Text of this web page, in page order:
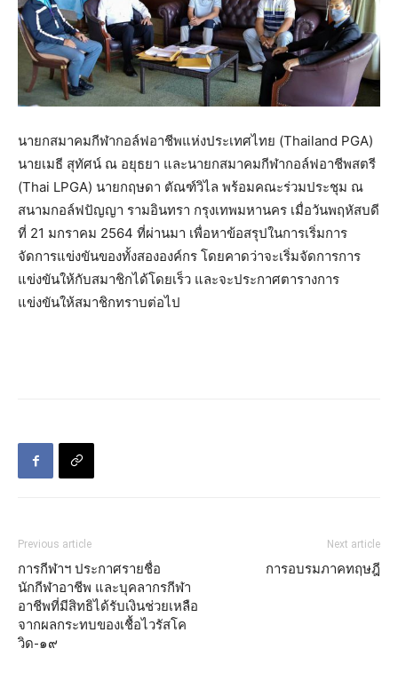
นายกสมาคมกีฬากอล์ฟอาชีพแห่งประเทศไทย (Thailand PGA)
นายเมธี สุทัศน์ ณ อยุธยา และนายกสมาคมกีฬากอล์ฟอาชีพสตรี
(Thai LPGA) นายกฤษดา ตัณฑ์วิไล พร้อมคณะร่วมประชุม ณ
สนามกอล์ฟปัญญา รามอินทรา กรุงเทพมหานคร เมื่อวันพฤหัสบดี
ที่ 21 มกราคม 2564 ที่ผ่านมา เพื่อหาข้อสรุปในการเริ่มการ
จัดการแข่งขันของทั้งสององค์กร โดยคาดว่าจะเริ่มจัดการการ
แข่งขันให้กับสมาชิกได้โดยเร็ว และจะประกาศตารางการ
แข่งขันให้สมาชิกทราบต่อไป
Previous article
การกีฬาฯ ประกาศรายชื่อ
นักกีฬาอาชีพ และบุคลากรกีฬา
อาชีพที่มีสิทธิได้รับเงินช่วยเหลือ
จากผลกระทบของเชื้อไวรัสโค
วิด-๑๙
Next article
การอบรมภาคทฤษฎี